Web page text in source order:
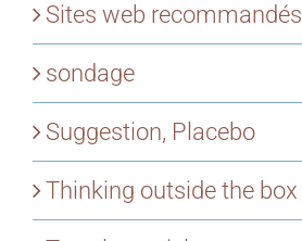
Sites web recommandés
sondage
Suggestion, Placebo
Thinking outside the box